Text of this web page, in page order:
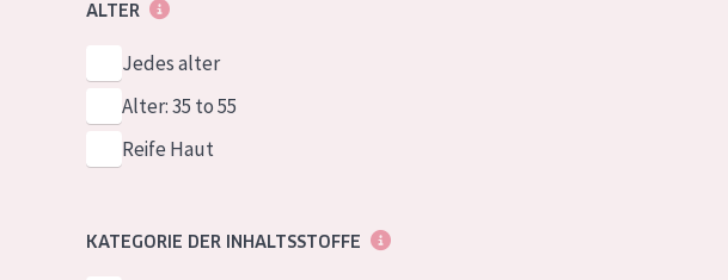
ALTER
Jedes alter
Alter: 35 to 55
Reife Haut
KATEGORIE DER INHALTSSTOFFE